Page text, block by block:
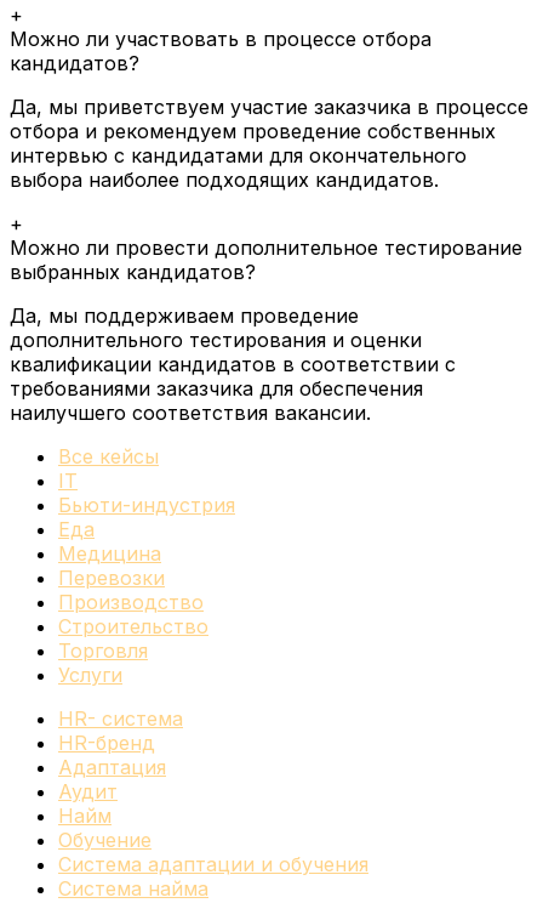
+
Можно ли участвовать в процессе отбора
кандидатов?
Да, мы приветствуем участие заказчика в процессе
отбора и рекомендуем проведение собственных
интервью с кандидатами для окончательного
выбора наиболее подходящих кандидатов.
+
Можно ли провести дополнительное тестирование
выбранных кандидатов?
Да, мы поддерживаем проведение
дополнительного тестирования и оценки
квалификации кандидатов в соответствии с
требованиями заказчика для обеспечения
наилучшего соответствия вакансии.
Все кейсы
IT
Бьюти-индустрия
Еда
Медицина
Перевозки
Производство
Строительство
Торговля
Услуги
HR- система
HR-бренд
Адаптация
Аудит
Найм
Обучение
Система адаптации и обучения
Система найма